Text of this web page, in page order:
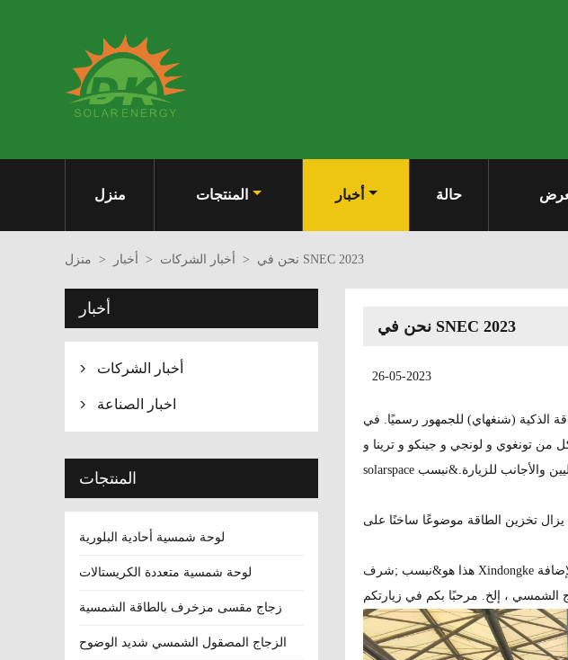
منزل المنتجات أخبار حالة
منزل > أخبار > أخبار الشركات > نحن في SNEC 2023
نحن في SNEC 2023
26-05-2023
الشمسية الكهروضوئية والطاقة الذكية (شنغهاي) للجمهور رسميًا. في
من تونغوي و لونجي و جينكو و ترينا و
هذا هو&نبسب ;شرف Xindongke الطاقة للمشاركة في هذا المعرض. تشمل منتجاتنا العديد من اللوحات الخلفية الجديدة ، إيفا ومواد أخرى ، بالإضافة
أخبار
 أخبار الشركات
 اخبار الصناعة
المنتجات
لوحة شمسية أحادية البلورية
لوحة شمسية متعددة الكريستالات
زجاج مقسى مزخرف بالطاقة الشمسية
الزجاج المصقول الشمسي شديد الوضوح